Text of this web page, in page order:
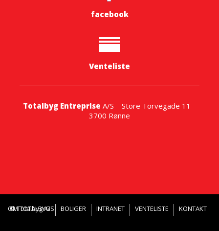
facebook
Venteliste
Totalbyg Entreprise A/S Store Torvegade 11
3700 Rønne
© Totalbyg A/S
OM TOTALBYG BOLIGER INTRANET VENTELISTE KONTAKT